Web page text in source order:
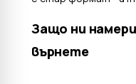
Защо ни
върнете